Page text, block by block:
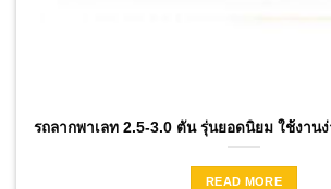
รถลากพาเลท 2.5-3.0 ตัน รุ่นยอดนิยม ใช้งาน
READ MORE